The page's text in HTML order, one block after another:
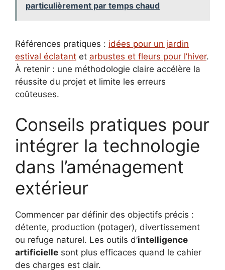
particulièrement par temps chaud
Références pratiques : idées pour un jardin
estival éclatant et arbustes et fleurs pour l’hiver.
À retenir : une méthodologie claire accélère la
réussite du projet et limite les erreurs
coûteuses.
Conseils pratiques pour
intégrer la technologie
dans l’aménagement
extérieur
Commencer par définir des objectifs précis :
détente, production (potager), divertissement
ou refuge naturel. Les outils d’intelligence
artificielle sont plus efficaces quand le cahier
des charges est clair.